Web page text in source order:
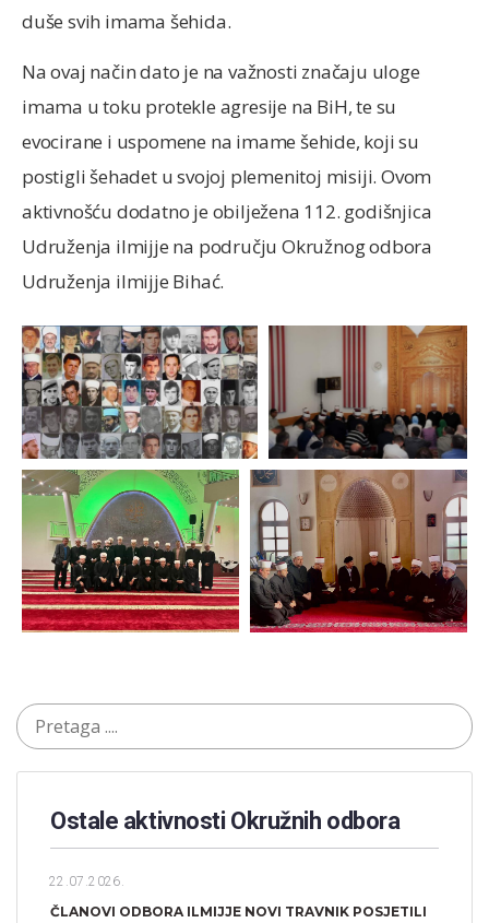
duše svih imama šehida.
Na ovaj način dato je na važnosti značaju uloge
imama u toku protekle agresije na BiH, te su
evocirane i uspomene na imame šehide, koji su
postigli šehadet u svojoj plemenitoj misiji. Ovom
aktivnošću dodatno je obilježena 112. godišnjica
Udruženja ilmijje na području Okružnog odbora
Udruženja ilmijje Bihać.
Ostale aktivnosti Okružnih odbora​
22.07.2026.
ČLANOVI ODBORA ILMIJJE NOVI TRAVNIK POSJETILI